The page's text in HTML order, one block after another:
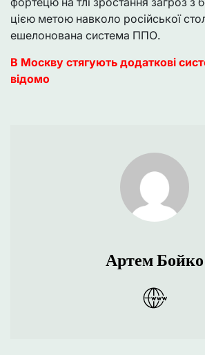
цією метою навколо російської
ешелонована система ППО.
В Москву стягують додаткові
відомо
Артем Бойко